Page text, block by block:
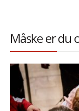
Måske er du